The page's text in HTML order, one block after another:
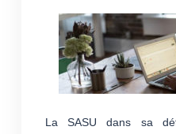
La SASU dans sa